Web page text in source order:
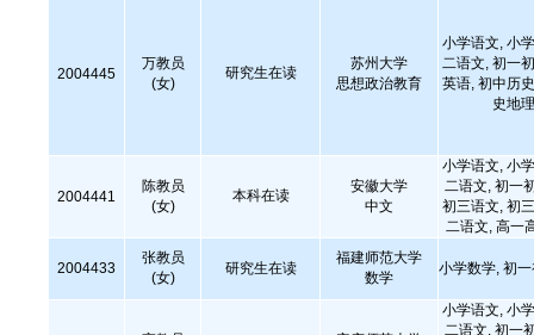
2004445
万教员
(女)
研究生在读
苏州大学
思想政治教育
小学语文, 小
二语文, 初一
英语, 初中历
史地
2004441
陈教员
(女)
本科在读
安徽大学
中文
小学语文, 小
二语文, 初一
初三语文, 初
二语文, 高一
2004433
张教员
(女)
研究生在读
福建师范大学
数学
小学数学, 初
小学语文, 小
二语文, 初一